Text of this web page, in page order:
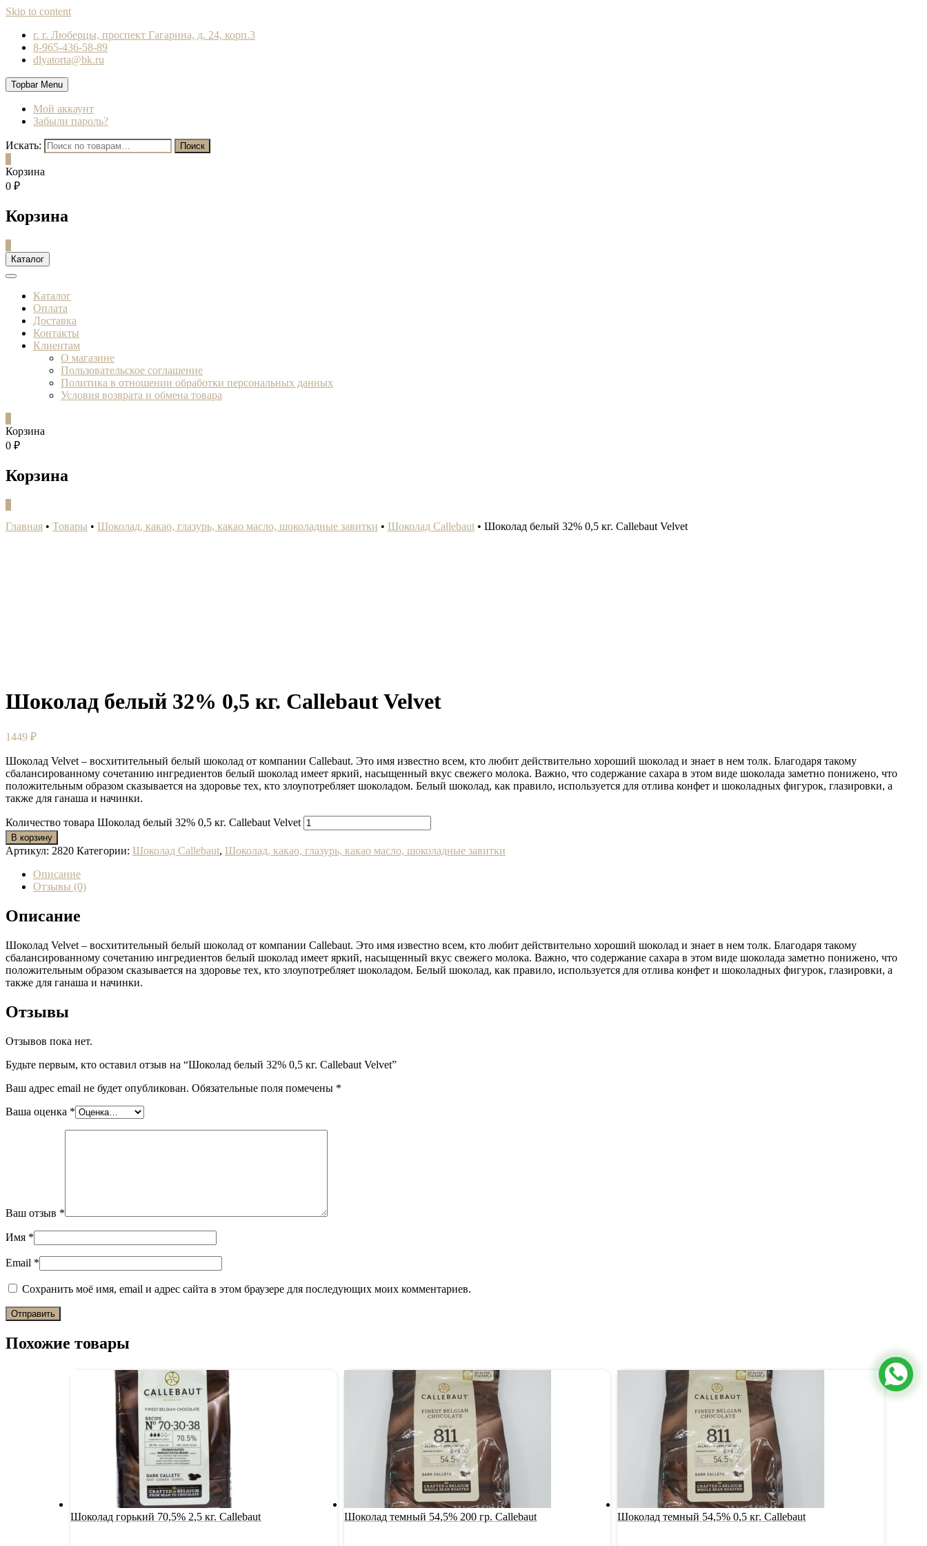
Skip to content
г. г. Люберцы, проспект Гагарина, д. 24, корп.3
8-965-436-58-89
dlyatorta@bk.ru
Topbar Menu
Мой аккаунт
Забыли пароль?
Искать: Поиск
Корзина
0 ₽
Корзина
Каталог
Каталог
Оплата
Доставка
Контакты
Клиентам
О магазине
Пользовательское соглашение
Политика в отношении обработки персональных данных
Условия возврата и обмена товара
Корзина
0 ₽
Корзина
Главная • Товары • Шоколад, какао, глазурь, какао масло, шоколадные завитки • Шоколад Callebaut • Шоколад белый 32% 0,5 кг. Callebaut Velvet
Шоколад белый 32% 0,5 кг. Callebaut Velvet
1449 ₽
Шоколад Velvet – восхитительный белый шоколад от компании Callebaut. Это имя известно всем, кто любит действительно хороший шоколад и знает в нем толк. Благодаря такому
сбалансированному сочетанию ингредиентов белый шоколад имеет яркий, насыщенный вкус свежего молока. Важно, что содержание сахара в этом виде шоколада заметно понижено, что
положительным образом сказывается на здоровье тех, кто злоупотребляет шоколадом. Белый шоколад, как правило, используется для отлива конфет и шоколадных фигурок, глазировки, а
также для ганаша и начинки.
Количество товара Шоколад белый 32% 0,5 кг. Callebaut Velvet
В корзину
Артикул: 2820 Категории: Шоколад Callebaut, Шоколад, какао, глазурь, какао масло, шоколадные завитки
Описание
Отзывы (0)
Описание
Шоколад Velvet – восхитительный белый шоколад от компании Callebaut. Это имя известно всем, кто любит действительно хороший шоколад и знает в нем толк. Благодаря такому
сбалансированному сочетанию ингредиентов белый шоколад имеет яркий, насыщенный вкус свежего молока. Важно, что содержание сахара в этом виде шоколада заметно понижено, что
положительным образом сказывается на здоровье тех, кто злоупотребляет шоколадом. Белый шоколад, как правило, используется для отлива конфет и шоколадных фигурок, глазировки, а
также для ганаша и начинки.
Отзывы
Отзывов пока нет.
Будьте первым, кто оставил отзыв на “Шоколад белый 32% 0,5 кг. Callebaut Velvet”
Ваш адрес email не будет опубликован. Обязательные поля помечены *
Ваша оценка *
Ваш отзыв *
Имя *
Email *
Сохранить моё имя, email и адрес сайта в этом браузере для последующих моих комментариев.
Похожие товары
Шоколад горький 70,5% 2,5 кг. Callebaut Шоколад темный 54,5% 200 гр. Callebaut Шоколад темный 54,5% 0,5 кг. Callebaut